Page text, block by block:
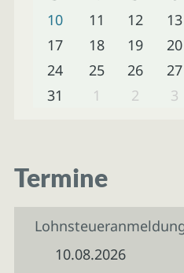
10
11 12 13
17
18 19 20
24
25 26 27
31
1 2 3
Termine
10.08.2026